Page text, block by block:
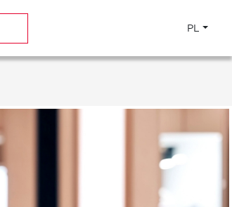
PL